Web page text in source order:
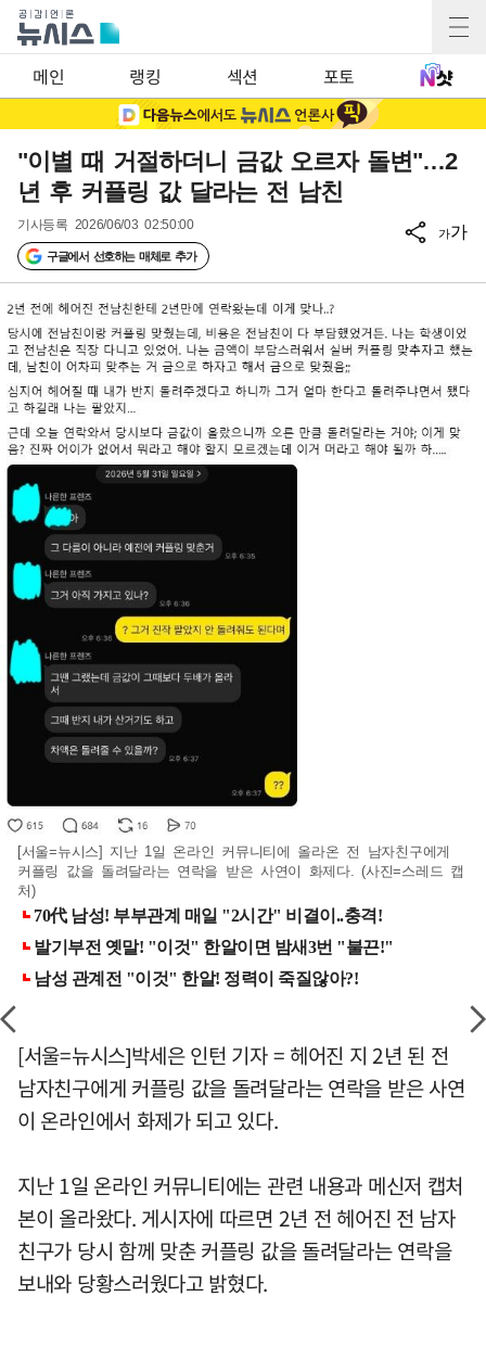
메인 랭킹 섹션 포토
"이별 때 거절하더니 금값 오르자 돌변"…2
년 후 커플링 값 달라는 전 남친
기사등록 2026/06/03 02:50:00
구글에서 선호하는 매체로 추가
가가
[서울=뉴시스] 지난 1일 온라인 커뮤니티에 올라온 전 남자친구에게
커플링 값을 돌려달라는 연락을 받은 사연이 화제다. (사진=스레드 캡
처)
[서울=뉴시스]박세은 인턴 기자 = 헤어진 지 2년 된 전
남자친구에게 커플링 값을 돌려달라는 연락을 받은 사연
이 온라인에서 화제가 되고 있다.
지난 1일 온라인 커뮤니티에는 관련 내용과 메신저 캡처
본이 올라왔다. 게시자에 따르면 2년 전 헤어진 전 남자
친구가 당시 함께 맞춘 커플링 값을 돌려달라는 연락을
보내와 당황스러웠다고 밝혔다.